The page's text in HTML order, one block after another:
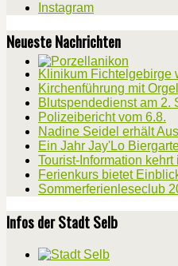
Instagram
Neueste Nachrichten
Klinikum Fichtelgebirge
Kirchenführung mit
Blutspendedienst am 2.
Polizeibericht vom 6.8.
Nadine Seidel erhält
Ein Jahr Jay'Lo
Tourist-Information
Ferienkurs bietet
Sommerferienleseclub
Infos der Stadt Selb